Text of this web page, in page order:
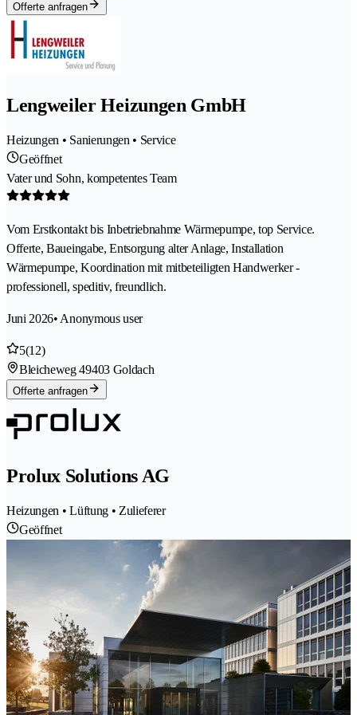
Offerte anfragen
Lengweiler Heizungen GmbH
Heizungen • Sanierungen • Service
Geöffnet
Vater und Sohn, kompetentes Team
Vom Erstkontakt bis Inbetriebnahme Wärmepumpe, top Service.
Offerte, Baueingabe, Entsorgung alter Anlage, Installation
Wärmepumpe, Koordination mit mitbeteiligten Handwerker -
professionell, speditiv, freundlich.
Juni 2026• Anonymous user
5(12)
Bleicheweg 49403 Goldach
Offerte anfragen
Prolux Solutions AG
Heizungen • Lüftung • Zulieferer
Geöffnet